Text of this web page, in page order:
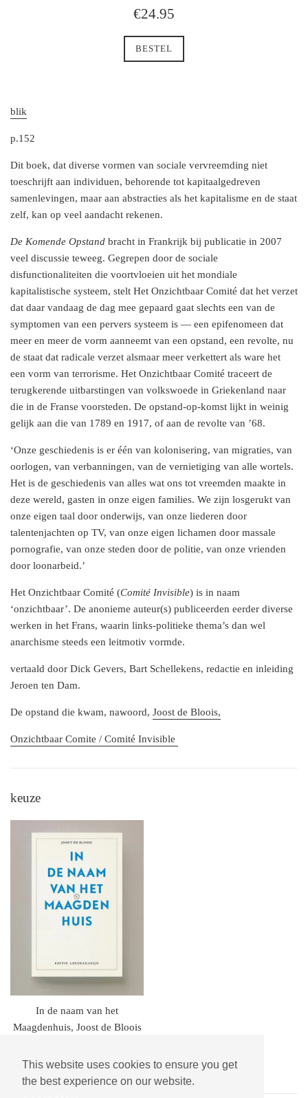
This website uses cookies to ensure you get
the best experience on our website.
regulaire
€24.95
BESTEL
blik
p.152
Dit boek, dat diverse vormen van sociale vervreemding niet
toeschrijft aan individuen, behorende tot kapitaalgedreven
samenlevingen, maar aan abstracties als het kapitalisme en de staat
zelf, kan op veel aandacht rekenen.
De Komende Opstand bracht in Frankrijk bij publicatie in 2007
veel discussie teweeg. Gegrepen door de sociale
disfunctionaliteiten die voortvloeien uit het mondiale
kapitalistische systeem, stelt Het Onzichtbaar Comité dat het verzet
dat daar vandaag de dag mee gepaard gaat slechts een van de
symptomen van een pervers systeem is — een epifenomeen dat
meer en meer de vorm aanneemt van een opstand, een revolte, nu
de staat dat radicale verzet alsmaar meer verkettert als ware het
een vorm van terrorisme. Het Onzichtbaar Comité traceert de
terugkerende uitbarstingen van volkswoede in Griekenland naar
die in de Franse voorsteden. De opstand-op-komst lijkt in weinig
gelijk aan die van 1789 en 1917, of aan de revolte van ’68.
‘Onze geschiedenis is er één van kolonisering, van migraties, van
oorlogen, van verbanningen, van de vernietiging van alle wortels.
Het is de geschiedenis van alles wat ons tot vreemden maakte in
deze wereld, gasten in onze eigen families. We zijn losgerukt van
onze eigen taal door onderwijs, van onze liederen door
talentenjachten op TV, van onze eigen lichamen door massale
pornografie, van onze steden door de politie, van onze vrienden
door loonarbeid.’
Het Onzichtbaar Comité (Comité Invisible) is in naam
‘onzichtbaar’. De anonieme auteur(s) publiceerden eerder diverse
werken in het Frans, waarin links-politieke thema’s dan wel
anarchisme steeds een leitmotiv vormde.
vertaald door Dick Gevers, Bart Schellekens, redactie en inleiding
Jeroen ten Dam.
De opstand die kwam, nawoord, Joost de Bloois,
Onzichtbaar Comite / Comité Invisible
keuze
In de naam van het
Maagdenhuis, Joost de Bloois
prijs